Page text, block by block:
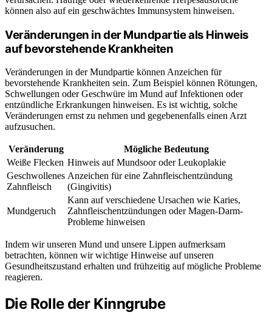
können also auf ein geschwächtes Immunsystem hinweisen.
Veränderungen in der Mundpartie als Hinweis
auf bevorstehende Krankheiten
Veränderungen in der Mundpartie können Anzeichen für
bevorstehende Krankheiten sein. Zum Beispiel können Rötungen,
Schwellungen oder Geschwüre im Mund auf Infektionen oder
entzündliche Erkrankungen hinweisen. Es ist wichtig, solche
Veränderungen ernst zu nehmen und gegebenenfalls einen Arzt
aufzusuchen.
Veränderung
Mögliche Bedeutung
Weiße Flecken Hinweis auf Mundsoor oder Leukoplakie
Geschwollenes
Zahnfleisch
Anzeichen für eine Zahnfleischentzündung
(Gingivitis)
Mundgeruch
Kann auf verschiedene Ursachen wie Karies,
Zahnfleischentzündungen oder Magen-Darm-
Probleme hinweisen
Indem wir unseren Mund und unsere Lippen aufmerksam
betrachten, können wir wichtige Hinweise auf unseren
Gesundheitszustand erhalten und frühzeitig auf mögliche Probleme
reagieren.
Die Rolle der Kinngrube